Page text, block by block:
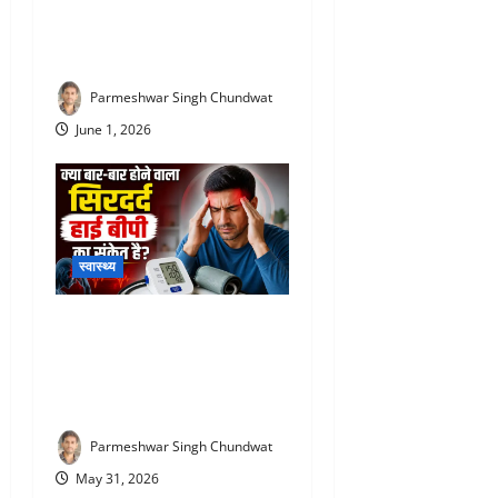
Parmeshwar Singh Chundwat
June 1, 2026
स्वास्थ्य
Parmeshwar Singh Chundwat
May 31, 2026